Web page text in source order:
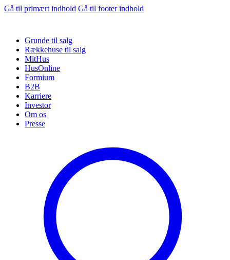
Gå til primært indhold Gå til footer indhold
Grunde til salg
Rækkehuse til salg
MitHus
HusOnline
Formium
B2B
Karriere
Investor
Om os
Presse